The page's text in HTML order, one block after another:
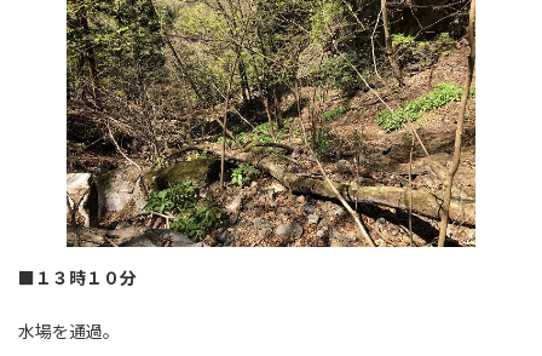
■１３時１０分
水場を通過。